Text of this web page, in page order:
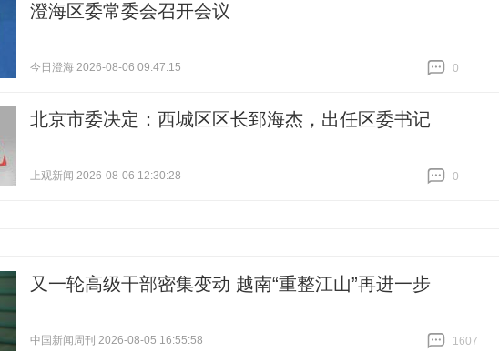
澄海区委常委会召开会议
今日澄海 2026-08-06 09:47:15
0
北京市委决定：西城区区长郅海杰，出任区委书记
上观新闻 2026-08-06 12:30:28
0
又一轮高级干部密集变动 越南“重整江山”再进一步
中国新闻周刊 2026-08-05 16:55:58
1607